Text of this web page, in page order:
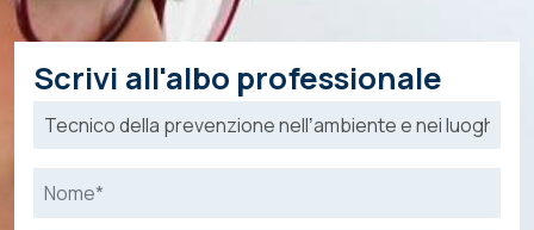
Scrivi all'albo professionale
Nome*